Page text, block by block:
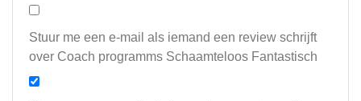
Stuur me een e-mail als iemand een review schrijft
over Coach programms Schaamteloos Fantastisch